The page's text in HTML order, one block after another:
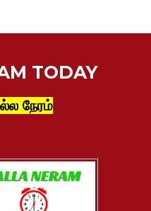
TODAY
நேரம்